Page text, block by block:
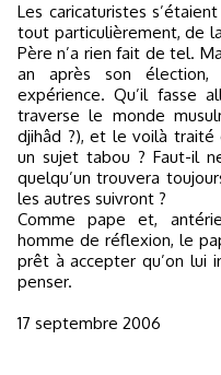
Les caricaturistes
tout particulièrement, de
Père n’a rien fait de tel.
an après son
expérience. Qu’il fasse
traverse le monde
djihâd ?), et le voilà traité
un sujet tabou ? Faut-il
quelqu’un trouvera
les autres suivront ?
Comme pape et,
homme de réflexion, le
prêt à accepter qu’on lui
penser.
17 septembre 2006